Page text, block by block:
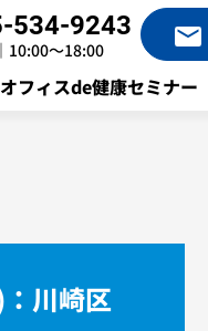
534-9243
10:00～18:00
オフィスde健康セミナー
川崎区